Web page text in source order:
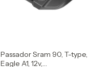
Passador Sram 90, T-type,
Eagle A1, 12v,